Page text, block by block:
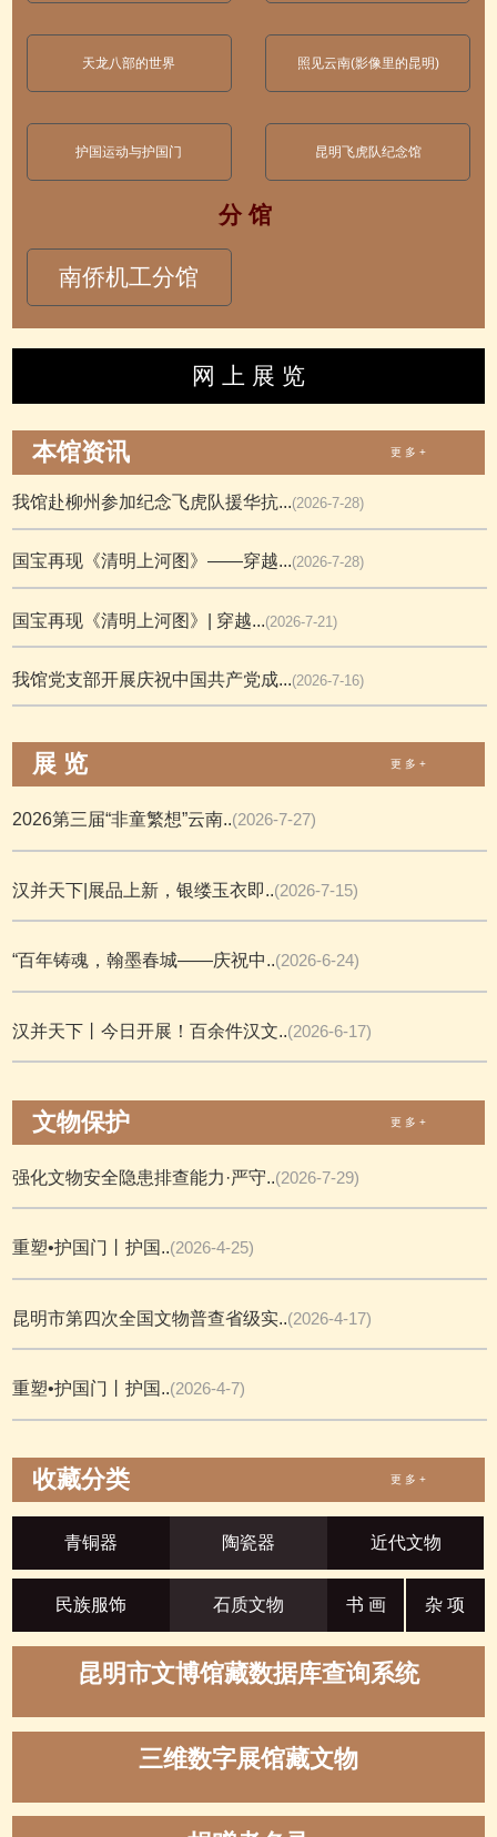
天龙八部的世界 照见云南(影像里的昆明)
护国运动与护国门 昆明飞虎队纪念馆
分 馆
南侨机工分馆
网 上 展 览
本馆资讯 更 多 +
我馆赴柳州参加纪念飞虎队援华抗...(2026-7-28)
国宝再现《清明上河图》——穿越...(2026-7-28)
国宝再现《清明上河图》| 穿越...(2026-7-21)
我馆党支部开展庆祝中国共产党成...(2026-7-16)
展 览 更 多 +
2026第三届“非童繁想”云南..(2026-7-27)
汉并天下|展品上新，银缕玉衣即..(2026-7-15)
“百年铸魂，翰墨春城——庆祝中..(2026-6-24)
汉并天下丨今日开展！百余件汉文..(2026-6-17)
文物保护 更 多 +
强化文物安全隐患排查能力·严守..(2026-7-29)
重塑•护国门丨护国..(2026-4-25)
昆明市第四次全国文物普查省级实..(2026-4-17)
重塑•护国门丨护国..(2026-4-7)
收藏分类 更 多 +
青铜器 陶瓷器 近代文物
民族服饰 石质文物 书 画 杂 项
昆明市文博馆藏数据库查询系统
三维数字展馆藏文物